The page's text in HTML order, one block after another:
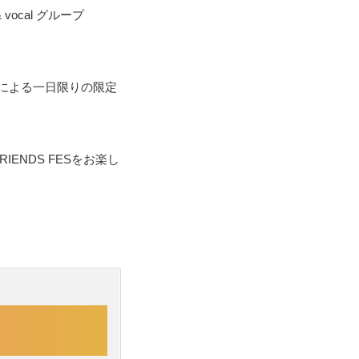
vocal グループ
よる一日限りの限定
FESをお楽し